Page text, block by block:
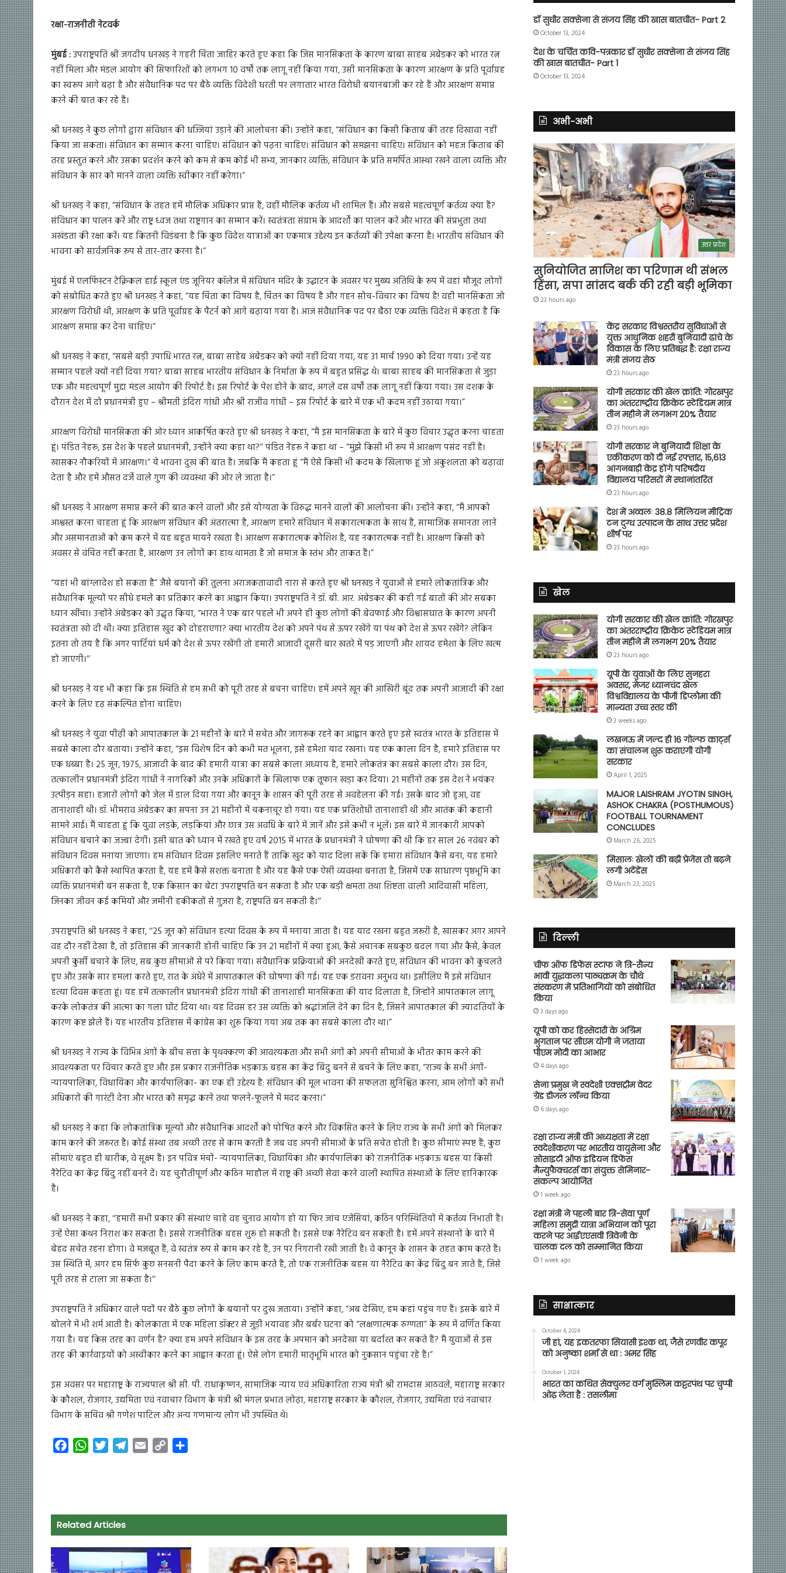
रक्षा-राजनीती नेटवर्क
मुंबई :उपराष्ट्रपति श्री जगदीप धनखड़ ने गहरी चिंता जाहिर करते हुए कहा कि जिस मानसिकता के कारण बाबा साहब अंबेडकर को भारत रत्न
नहीं मिला और मंडल आयोग की सिफारिशों को लगभग 10 वर्षों तक लागू नहीं किया गया, उसी मानसिकता के कारण आरक्षण के प्रति पूर्वाग्रह
का स्वरूप आगे बढ़ा है और संवैधानिक पद पर बैठे व्यक्ति विदेशी धरती पर लगातार भारत विरोधी बयानबाजी कर रहे हैं और आरक्षण समाप्त
करने की बात कर रहे हैं।
श्री धनखड़ ने कुछ लोगों द्वारा संविधान की धज्जियां उड़ाने की आलोचना की। उन्होंने कहा, “संविधान का किसी किताब की तरह दिखावा नहीं
किया जा सकता। संविधान का सम्मान करना चाहिए। संविधान को पढ़ना चाहिए। संविधान को समझना चाहिए। संविधान को महज किताब की
तरह प्रस्तुत करने और उसका प्रदर्शन करने को कम से कम कोई भी सभ्य, जानकार व्यक्ति, संविधान के प्रति समर्पित आस्था रखने वाला व्यक्ति और
संविधान के सार को मानने वाला व्यक्ति स्वीकार नहीं करेगा।”
श्री धनखड़ ने कहा, “संविधान के तहत हमें मौलिक अधिकार प्राप्त हैं, वहीं मौलिक कर्तव्य भी शामिल हैं। और सबसे महत्वपूर्ण कर्तव्य क्या हैं?
संविधान का पालन करें और राष्ट्र ध्वज तथा राष्ट्रगान का सम्मान करें। स्वतंत्रता संग्राम के आदर्शों का पालन करें और भारत की संप्रभुता तथा
अखंडता की रक्षा करें। यह कितनी विडंबना है कि कुछ विदेश यात्राओं का एकमात्र उद्देश्य इन कर्तव्यों की उपेक्षा करना है। भारतीय संविधान की
भावना को सार्वजनिक रूप से तार-तार करना है।”
मुंबई में एलफिंस्टन टेक्निकल हाई स्कूल एंड जूनियर कॉलेज में संविधान मंदिर के उद्घाटन के अवसर पर मुख्य अतिथि के रूप में वहां मौजूद लोगों
को संबोधित करते हुए श्री धनखड़ ने कहा, “यह चिंता का विषय है, चिंतन का विषय है और गहन सोच-विचार का विषय है! वही मानसिकता जो
आरक्षण विरोधी थी, आरक्षण के प्रति पूर्वाग्रह के पैटर्न को आगे बढ़ाया गया है। आज संवैधानिक पद पर बैठा एक व्यक्ति विदेश में कहता है कि
आरक्षण समाप्त कर देना चाहिए।”
श्री धनखड़ ने कहा, “सबसे बड़ी उपाधि भारत रत्न, बाबा साहेब अंबेडकर को क्यों नहीं दिया गया, यह 31 मार्च 1990 को दिया गया। उन्हें यह
सम्मान पहले क्यों नहीं दिया गया? बाबा साहब भारतीय संविधान के निर्माता के रूप में बहुत प्रसिद्ध थे। बाबा साहब की मानसिकता से जुड़ा
एक और महत्वपूर्ण मुद्दा मंडल आयोग की रिपोर्ट है। इस रिपोर्ट के पेश होने के बाद, अगले दस वर्षों तक लागू नहीं किया गया। उस दशक के
दौरान देश में दो प्रधानमंत्री हुए – श्रीमती इंदिरा गांधी और श्री राजीव गांधी – इस रिपोर्ट के बारे में एक भी कदम नहीं उठाया गया।”
आरक्षण विरोधी मानसिकता की ओर ध्यान आकर्षित करते हुए श्री धनखड़ ने कहा, “मैं इस मानसिकता के बारे में कुछ विचार उद्धृत करना चाहता
हूं। पंडित नेहरू, इस देश के पहले प्रधानमंत्री, उन्होंने क्या कहा था?’’ पंडित नेहरू ने कहा था – “मुझे किसी भी रूप में आरक्षण पसंद नहीं है।
खासकर नौकरियों में आरक्षण।” ये भावना दुख की बात है। जबकि मैं कहता हूं “मैं ऐसे किसी भी कदम के खिलाफ हूं जो अकुशलता को बढ़ावा
देता है और हमें औसत दर्जे वाले गुण की व्यवस्था की ओर ले जाता है।”
श्री धनखड़ ने आरक्षण समाप्त करने की बात करने वालों और इसे योग्यता के विरुद्ध मानने वालों की आलोचना की। उन्होंने कहा, “मैं आपको
आश्वस्त करना चाहता हूं कि आरक्षण संविधान की अंतरात्मा है, आरक्षण हमारे संविधान में सकारात्मकता के साथ है, सामाजिक समानता लाने
और असमानताओं को कम करने में यह बहुत मायने रखता है। आरक्षण सकारात्मक कोशिश है, यह नकारात्मक नहीं है। आरक्षण किसी को
अवसर से वंचित नहीं करता है, आरक्षण उन लोगों का हाथ थामता है जो समाज के स्तंभ और ताकत हैं।”
“यहां भी बांग्लादेश हो सकता है” जैसे बयानों की तुलना अराजकतावादी नारा से करते हुए श्री धनखड़ ने युवाओं से हमारे लोकतांत्रिक और
संवैधानिक मूल्यों पर सीधे हमले का प्रतिकार करने का आह्वान किया। उपराष्ट्रपति ने डॉ. बी. आर. अंबेडकर की कही गई बातों की ओर सबका
ध्यान खींचा। उन्होंने अंबेडकर को उद्धृत किया, “भारत ने एक बार पहले भी अपने ही कुछ लोगों की बेवफाई और विश्वासघात के कारण अपनी
स्वतंत्रता खो दी थी। क्या इतिहास खुद को दोहराएगा? क्या भारतीय देश को अपने पंथ से ऊपर रखेंगे या पंथ को देश से ऊपर रखेंगे? लेकिन
इतना तो तय है कि अगर पार्टियां धर्म को देश से ऊपर रखेंगी तो हमारी आजादी दूसरी बार खतरे में पड़ जाएगी और शायद हमेशा के लिए खत्म
हो जाएगी।’’
श्री धनखड़ ने यह भी कहा कि इस स्थिति से हम सभी को पूरी तरह से बचना चाहिए। हमें अपने खून की आखिरी बूंद तक अपनी आजादी की रक्षा
करने के लिए दृढ़ संकल्पित होना चाहिए।
श्री धनखड़ ने युवा पीढ़ी को आपातकाल के 21 महीनों के बारे में सचेत और जागरूक रहने का आह्वान करते हुए इसे स्वतंत्र भारत के इतिहास में
सबसे काला दौर बताया। उन्होंने कहा, “इस विशेष दिन को कभी मत भूलना, इसे हमेशा याद रखना। यह एक काला दिन है, हमारे इतिहास पर
एक धब्बा है। 25 जून, 1975, आजादी के बाद की हमारी यात्रा का सबसे काला अध्याय है, हमारे लोकतंत्र का सबसे काला दौर। उस दिन,
तत्कालीन प्रधानमंत्री इंदिरा गांधी ने नागरिकों और उनके अधिकारों के खिलाफ एक तूफान खड़ा कर दिया। 21 महीनों तक इस देश ने भयंकर
उत्पीड़न सहा। हजारों लोगों को जेल में डाल दिया गया और कानून के शासन की पूरी तरह से अवहेलना की गई। उसके बाद जो हुआ, वह
तानाशाही थी। डॉ. भीमराव अंबेडकर का सपना उन 21 महीनों में चकनाचूर हो गया। यह एक प्रतिशोधी तानाशाही थी और आतंक की कहानी
सामने आई। मैं चाहता हूं कि युवा लड़के, लड़कियां और छात्र उस अवधि के बारे में जानें और इसे कभी न भूलें। इस बारे में जानकारी आपको
संविधान बचाने का जज्बा देगी। इसी बात को ध्यान में रखते हुए वर्ष 2015 में भारत के प्रधानमंत्री ने घोषणा की थी कि हर साल 26 नवंबर को
संविधान दिवस मनाया जाएगा। हम संविधान दिवस इसलिए मनाते हैं ताकि खुद को याद दिला सकें कि हमारा संविधान कैसे बना, यह हमारे
अधिकारों को कैसे स्थापित करता है, यह हमें कैसे सशक्त बनाता है और यह कैसे एक ऐसी व्यवस्था बनाता है, जिसमें एक साधारण पृष्ठभूमि का
व्यक्ति प्रधानमंत्री बन सकता है, एक किसान का बेटा उपराष्ट्रपति बन सकता है और एक बड़ी क्षमता तथा शिष्टता वाली आदिवासी महिला,
जिनका जीवन कई कमियों और जमीनी हकीकतों से गुजरा है, राष्ट्रपति बन सकती है।’’
उपराष्ट्रपति श्री धनखड़ ने कहा, ‘‘25 जून को संविधान हत्या दिवस के रूप में मनाया जाता है। यह याद रखना बहुत जरूरी है, खासकर अगर आपने
वह दौर नहीं देखा है, तो इतिहास की जानकारी होनी चाहिए कि उन 21 महीनों में क्या हुआ, कैसे अचानक सबकुछ बदल गया और कैसे, केवल
अपनी कुर्सी बचाने के लिए, सब कुछ सीमाओं से परे किया गया। संवैधानिक प्रक्रियाओं की अनदेखी करते हुए, संविधान की भावना को कुचलते
हुए और उसके सार हमला करते हुए, रात के अंधेरे में आपातकाल की घोषणा की गई। यह एक डरावना अनुभव था। इसीलिए मैं इसे संविधान
हत्या दिवस कहता हूं। यह हमें तत्कालीन प्रधानमंत्री इंदिरा गांधी की तानाशाही मानसिकता की याद दिलाता है, जिन्होंने आपातकाल लागू
करके लोकतंत्र की आत्मा का गला घोंट दिया था। यह दिवस हर उस व्यक्ति को श्रद्धांजलि देने का दिन है, जिसने आपातकाल की ज्यादतियों के
कारण कष्ट झेले हैं। यह भारतीय इतिहास में कांग्रेस का शुरू किया गया अब तक का सबसे काला दौर था।”
श्री धनखड़ ने राज्य के विभिन्न अंगों के बीच सत्ता के पृथक्करण की आवश्यकता और सभी अंगों को अपनी सीमाओं के भीतर काम करने की
आवश्यकता पर विचार करते हुए और इस प्रकार राजनीतिक भड़काऊ बहस का केंद्र बिंदु बनने से बचने के लिए कहा, “राज्य के सभी अंगों-
न्यायपालिका, विधायिका और कार्यपालिका- का एक ही उद्देश्य है: संविधान की मूल भावना की सफलता सुनिश्चित करना, आम लोगों को सभी
अधिकारों की गारंटी देना और भारत को समृद्ध करने तथा फलने-फूलने में मदद करना।”
श्री धनखड़ ने कहा कि लोकतांत्रिक मूल्यों और संवैधानिक आदर्शों को पोषित करने और विकसित करने के लिए राज्य के सभी अंगों को मिलकर
काम करने की जरूरत है। कोई संस्था तब अच्छी तरह से काम करती है जब वह अपनी सीमाओं के प्रति सचेत होती है। कुछ सीमाएं स्पष्ट हैं, कुछ
सीमाएं बहुत ही बारीक, वे सूक्ष्म हैं। इन पवित्र मंचों- न्यायपालिका, विधायिका और कार्यपालिका को राजनीतिक भड़काऊ बहस या किसी
नैरेटिव का केंद्र बिंदु नहीं बनने दें। यह चुनौतीपूर्ण और कठिन माहौल में राष्ट्र की अच्छी सेवा करने वाली स्थापित संस्थाओं के लिए हानिकारक
है।
श्री धनखड़ ने कहा, ‘‘हमारी सभी प्रकार की संस्थाएं चाहे वह चुनाव आयोग हो या फिर जांच एजेंसियां, कठिन परिस्थितियों में कर्तव्य निभाती हैं।
उन्हें ऐसा कथन निराश कर सकता है। इससे राजनीतिक बहस शुरू हो सकती है। इससे एक नैरेटिव बन सकती है। हमें अपने संस्थानों के बारे में
बेहद सचेत रहना होगा। वे मजबूत हैं, वे स्वतंत्र रूप से काम कर रहे हैं, उन पर निगरानी रखी जाती है। वे कानून के शासन के तहत काम करते हैं।
उस स्थिति में, अगर हम सिर्फ कुछ सनसनी पैदा करने के लिए काम करते हैं, तो एक राजनीतिक बहस या नैरेटिव का केंद्र बिंदु बन जाते हैं, जिसे
पूरी तरह से टाला जा सकता है।’’
उपराष्ट्रपति ने अधिकार वाले पदों पर बैठे कुछ लोगों के बयानों पर दुख जताया। उन्होंने कहा, “अब देखिए, हम कहां पहुंच गए हैं। इसके बारे में
बोलने में भी शर्म आती है। कोलकाता में एक महिला डॉक्टर से जुड़ी भयावह और बर्बर घटना को “लक्षणात्मक रुग्णता” के रूप में वर्णित किया
गया है। यह किस तरह का वर्णन है? क्या हम अपने संविधान के इस तरह के अपमान को अनदेखा या बर्दाश्त कर सकते हैं? मैं युवाओं से इस
तरह की कार्रवाइयों को अस्वीकार करने का आह्वान करता हूं। ऐसे लोग हमारी मातृभूमि भारत को नुकसान पहुंचा रहे हैं।”
इस अवसर पर महाराष्ट्र के राज्यपाल श्री सी. पी. राधाकृष्णन, सामाजिक न्याय एवं अधिकारिता राज्य मंत्री श्री रामदास आठवले, महाराष्ट्र सरकार
के कौशल, रोजगार, उद्यमिता एवं नवाचार विभाग के मंत्री श्री मंगल प्रभात लोढ़ा, महाराष्ट्र सरकार के कौशल, रोजगार, उद्यमिता एवं नवाचार
विभाग के सचिव श्री गणेश पाटिल और अन्य गणमान्य लोग भी उपस्थित थे।
o
o
k
W
A
p
p
e
r
a
m
n
k
Related Articles
डॉ सुधीर सक्सेना से संजय सिंह की खास बातचीत- Part 2
October 13, 2024
देश के चर्चित कवि-पत्रकार डॉ सुधीर सक्सेना से संजय सिंह
की खास बातचीत- Part 1
October 13, 2024
अभी-अभी
उत्तर प्रदेश
सुनियोजित साजिश का परिणाम थी संभल
हिंसा, सपा सांसद बर्क की रही बड़ी भूमिका
23 hours ago
केंद्र सरकार विश्वस्तरीय सुविधाओं से
युक्त आधुनिक शहरी बुनियादी ढांचे के
विकास के लिए प्रतिबद्ध है: रक्षा राज्य
मंत्री संजय सेठ
23 hours ago
योगी सरकार की खेल क्रांति: गोरखपुर
का अंतरराष्ट्रीय क्रिकेट स्टेडियम मात्र
तीन महीने में लगभग 20% तैयार
23 hours ago
योगी सरकार ने बुनियादी शिक्षा के
एकीकरण को दी नई रफ्तार, 15,613
आंगनबाड़ी केंद्र होंगे परिषदीय
विद्यालय परिसरों में स्थानांतरित
23 hours ago
देश में अव्वलः 38.8 मिलियन मीट्रिक
टन दुग्ध उत्पादन के साथ उत्तर प्रदेश
शीर्ष पर
23 hours ago
खेल
योगी सरकार की खेल क्रांति: गोरखपुर
का अंतरराष्ट्रीय क्रिकेट स्टेडियम मात्र
तीन महीने में लगभग 20% तैयार
23 hours ago
यूपी के युवाओं के लिए सुनहरा
अवसर, मेजर ध्यानचंद खेल
विश्वविद्यालय के पीजी डिप्लोमा की
मान्यता उच्च स्तर की
3 weeks ago
लखनऊ में जल्द ही 16 गोल्फ कार्ट्स
का संचालन शुरू कराएगी योगी
सरकार
April 1, 2025
MAJOR LAISHRAM JYOTIN SINGH,
ASHOK CHAKRA (POSTHUMOUS)
FOOTBALL TOURNAMENT
CONCLUDES
March 26, 2025
मिसालः खेलों की बढ़ी प्रेजेंस तो बढ़ने
लगी अटेंडेंस
March 23, 2025
दिल्ली
चीफ ऑफ डिफेंस स्टाफ ने त्रि-सैन्य
भावी युद्धकला पाठ्यक्रम के चौथे
संस्करण में प्रतिभागियों को संबोधित
किया
3 days ago
यूपी को कर हिस्सेदारी के अग्रिम
भुगतान पर सीएम योगी ने जताया
पीएम मोदी का आभार
4 days ago
सेना प्रमुख ने स्वदेशी एक्सट्रीम वेदर
ग्रेड डीजल लॉन्च किया
6 days ago
रक्षा राज्य मंत्री की अध्यक्षता में रक्षा
स्वदेशीकरण पर भारतीय वायुसेना और
सोसाइटी ऑफ इंडियन डिफेंस
मैन्युफैक्चरर्स का संयुक्त सेमिनार-
संकल्प आयोजित
1 week ago
रक्षा मंत्री ने पहली बार त्रि-सेवा पूर्ण
महिला समुद्री यात्रा अभियान को पूरा
करने पर आईएएसवी त्रिवेनी के
चालक दल को सम्मानित किया
1 week ago
साक्षात्कार
October 4, 2024
जी हां, यह इकतरफा सियासी इश्क था, जैसे रणवीर कपूर
को अनुष्का शर्मा से था : अमर सिंह
October 1, 2024
भारत का कथित सेक्युलर वर्ग मुस्लिम कट्टरपंथ पर चुप्पी
ओढ़ लेता है : तसलीमा